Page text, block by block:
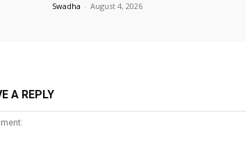
Swadha - August 4, 2026
A REPLY